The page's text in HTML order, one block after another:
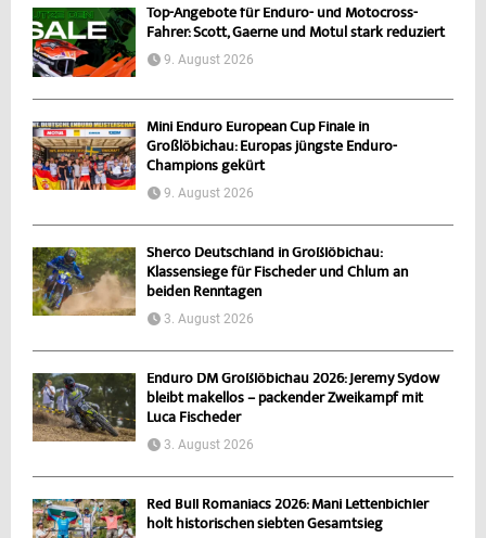
Top-Angebote für Enduro- und Motocross-
Fahrer: Scott, Gaerne und Motul stark reduziert
9. August 2026
Mini Enduro European Cup Finale in
Großlöbichau: Europas jüngste Enduro-
Champions gekürt
9. August 2026
Sherco Deutschland in Großlöbichau:
Klassensiege für Fischeder und Chlum an
beiden Renntagen
3. August 2026
Enduro DM Großlöbichau 2026: Jeremy Sydow
bleibt makellos – packender Zweikampf mit
Luca Fischeder
3. August 2026
Red Bull Romaniacs 2026: Mani Lettenbichler
holt historischen siebten Gesamtsieg